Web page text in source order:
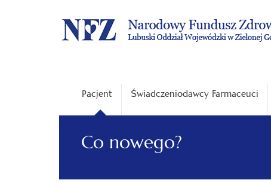
Pacjent Świadczeniodawcy Farmaceuci
Co nowego?